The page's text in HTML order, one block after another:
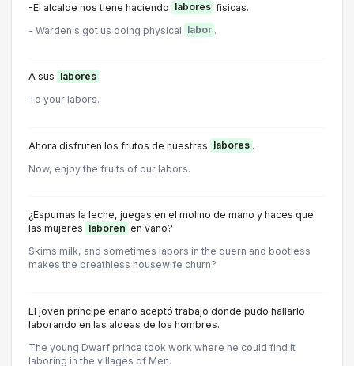
-El alcalde nos tiene haciendo labores fisicas.
- Warden's got us doing physical
labor .
A sus labores .
To your labors.
Ahora disfruten los frutos de nuestras labores .
Now, enjoy the fruits of our labors.
¿Espumas la leche, juegas en el molino de mano y haces que
las mujeres laboren en vano?
Skims milk, and sometimes labors in the quern and bootless
makes the breathless housewife churn?
El joven príncipe enano aceptó trabajo donde pudo hallarlo
laborando en las aldeas de los hombres.
The young Dwarf prince took work where he could find it
laboring in the villages of Men.